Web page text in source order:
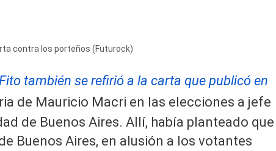
contra los porteños (Futurock)
también se refirió a la carta que publicó en
de Mauricio Macri en las elecciones a jefe
de Buenos Aires. Allí, había planteado que
Buenos Aires, en alusión a los votantes